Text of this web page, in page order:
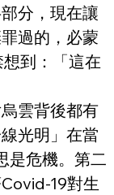
分，現在讓
過的，必蒙
到：「這在
雲背後都有
光明」在當
是危機。第二
19對生